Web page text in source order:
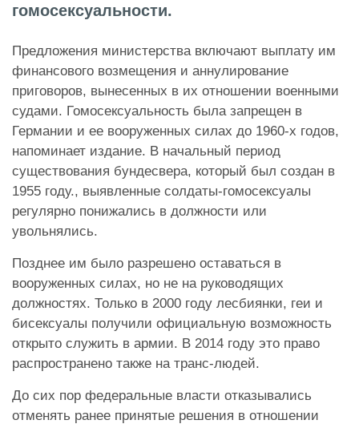
гомосексуальности.
Предложения министерства включают выплату им
финансового возмещения и аннулирование
приговоров, вынесенных в их отношении военными
судами. Гомосексуальность была запрещен в
Германии и ее вооруженных силах до 1960-х годов,
напоминает издание. В начальный период
существования бундесвера, который был создан в
1955 году., выявленные солдаты-гомосексуалы
регулярно понижались в должности или
увольнялись.
Позднее им было разрешено оставаться в
вооруженных силах, но не на руководящих
должностях. Только в 2000 году лесбиянки, геи и
бисексуалы получили официальную возможность
открыто служить в армии. В 2014 году это право
распространено также на транс-людей.
До сих пор федеральные власти отказывались
отменять ранее принятые решения в отношении